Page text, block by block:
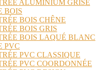
ALUMINIUM GRISE
BOIS
BOIS CHÊNE
BOIS GRIS
BOIS LAQUÉ BLANC
PVC
PVC CLASSIQUE
PVC COORDONNÉE